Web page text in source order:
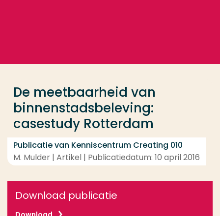
De meetbaarheid van
binnenstadsbeleving:
casestudy Rotterdam
Publicatie van Kenniscentrum Creating 010
M. Mulder | Artikel | Publicatiedatum: 10 april 2016
Download publicatie
Contact